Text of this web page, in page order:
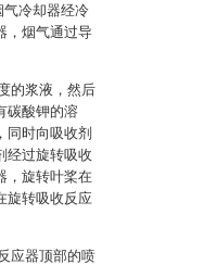
气冷却器经冷
，烟气通过导
的浆液，然后
碳酸钾的溶
同时向吸收剂
经过旋转吸收
，旋转叶桨在
旋转吸收反应
应器顶部的喷